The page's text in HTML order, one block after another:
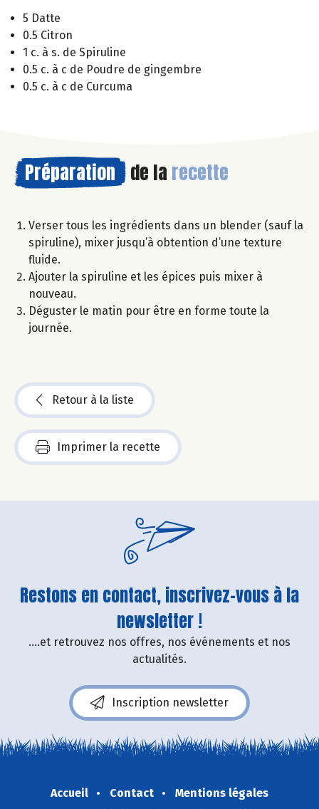
5 Datte
0.5 Citron
1 c. à s. de Spiruline
0.5 c. à c de Poudre de gingembre
0.5 c. à c de Curcuma
Préparation de la recette
Verser tous les ingrédients dans un blender (sauf la
spiruline), mixer jusqu’à obtention d’une texture
fluide.
Ajouter la spiruline et les épices puis mixer à
nouveau.
Déguster le matin pour être en forme toute la
journée.
Retour à la liste
Imprimer la recette
Restons en contact, inscrivez-vous à la
newsletter !
....et retrouvez nos offres, nos événements et nos
actualités.
Inscription newsletter
Accueil Contact
Mentions légales